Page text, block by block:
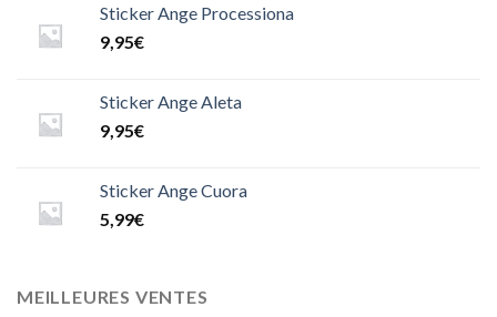
Sticker Ange Processiona
9,95€
Sticker Ange Aleta
9,95€
Sticker Ange Cuora
5,99€
MEILLEURES VENTES